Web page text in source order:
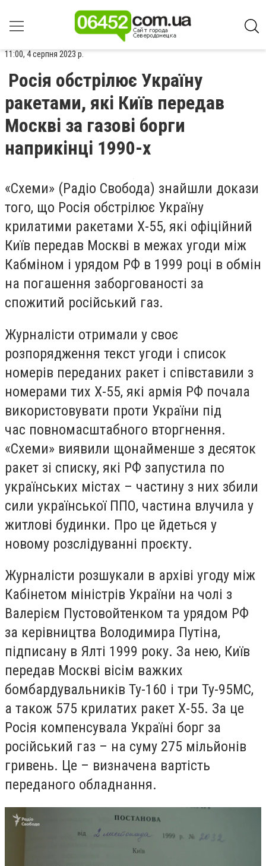
11:00, 4 серпня 2023 р.
Росія обстрілює Україну
ракетами, які Київ передав
Москві за газові борги
наприкінці 1990-х
«Схеми» (Радіо Свобода) знайшли докази
того, що Росія обстрілює Україну
крилатими ракетами Х-55, які офіційний
Київ передав Москві в межах угоди між
Кабміном і урядом РФ в 1999 році в обмін
на погашення заборгованості за
спожитий російський газ.
Журналісти отримали у своє
розпорядження текст угоди і список
номерів переданих ракет і співставили з
номерами тих Х-55, які армія РФ почала
використовувати проти України під
час повномасштабного вторгнення.
«Схеми» виявили щонайменше з десяток
ракет зі списку, які РФ запустила по
українських містах – частину з них збили
сили української ППО, частина влучила у
житлові будинки. Про це йдеться у
новому розслідуванні проєкту.
Журналісти розшукали в архіві угоду між
Кабінетом міністрів України на чолі з
Валерієм Пустовойтенком та урядом РФ
за керівництва Володимира Путіна,
підписану в Ялті 1999 року. За нею, Київ
передав Москві вісім важких
бомбардувальників Ту-160 і три Ту-95МС,
а також 575 крилатих ракет Х-55. За це
Росія компенсувала Україні борг за
російський газ – на суму 275 мільйонів
гривень. Це – визначена вартість
переданого обладнання.